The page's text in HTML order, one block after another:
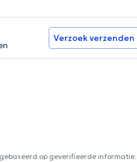
Verzoek verzenden
op geverifieerde informatie.